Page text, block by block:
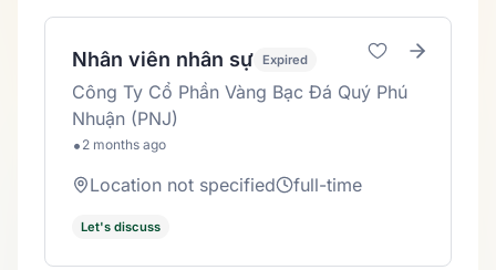
Nhân viên nhân sự Expired
Công Ty Cổ Phần Vàng Bạc Đá Quý Phú
Nhuận (PNJ)
• 2 months ago
Location not specified full-time
Let's discuss